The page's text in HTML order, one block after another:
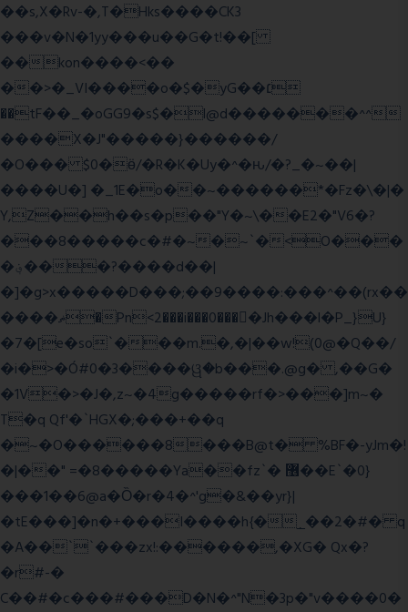
��s,X�Rv-�,T�Hks����CK3
���v�N�1yy���u��G�t!��[
��kon����<��
��>�_VI����o�$�yG��׆
��tF��_�oGG9�s$�l@d�������^^
����X�J"�����}������/
�O��� $0�ӫ/�R�K�Uy�^�ԋ/�?_�~��|
����U�] �_1E�o��~������*�Fz�\�|�
Y,Z��h��s�p��"Y�~\��E2�"V6�?
���8�����c�#�~�~`�<O���
�؋���?����d��|
�]�g>x�����D���;��9����:���^��(rx��
����ޡ�Pn<2���i���0���𩆿�Jh���l�P_}U}
�7�[e�so`���m.�,�|��w!(0@�Q��/
�i�>�Ó#0�3����ୱ�b���.@g� ,��G�
�1V�>�J�,z~�4g�����rf�>���]m~�
T�q Qf'�`HGX�;���+��q
�~�O������8���B@t� %BF�-yJm�!
�|��" =�8�����Ya��fz`� ޶��E`�0}
���1��6@a�Ȍ�r�4�^'g�&��yr}|
�tE���]�n�+���I����h{�_̣��2�#� q
�A��``���zx!:������,�XG� Qx�?
�r#-�
C��#�c���#���D�N�^"N�3p�"v����0�